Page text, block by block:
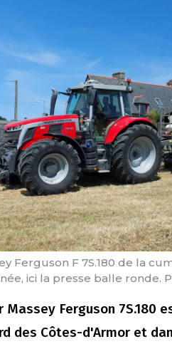
Ferguson F 7S.180 de la
ici la presse balle ronde.
Massey Ferguson
des Côtes-d'Armor et